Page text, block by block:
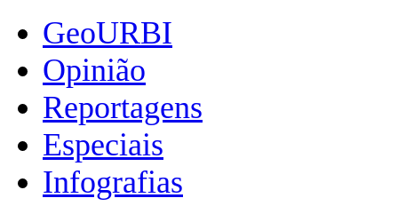
GeoURBI
Opinião
Reportagens
Especiais
Infografias